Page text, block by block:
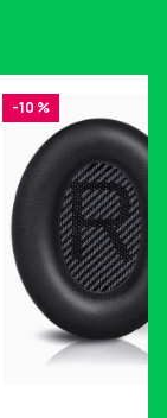
Netherlands
6-rørs
-10 %